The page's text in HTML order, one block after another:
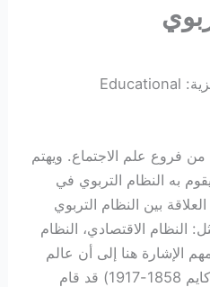
علم الاجتماع التربوي (بالإنجليزية: Educational
من فروع علم الاجتماع. ويهتم
به النظام التربوي في
بين النظام التربوي
النظام الاقتصادي، النظام
الإشارة هنا إلى أن عالم
الاجتماع الفرنسي (إميل دور کایم 1858-1917) قد قام